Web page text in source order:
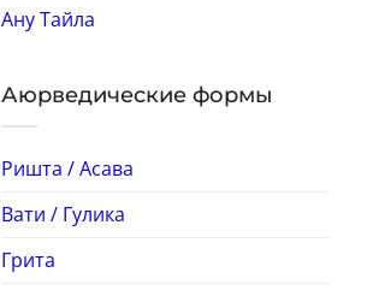
Ану Тайла
Аюрведические формы
Ришта / Асава
Вати / Гулика
Грита